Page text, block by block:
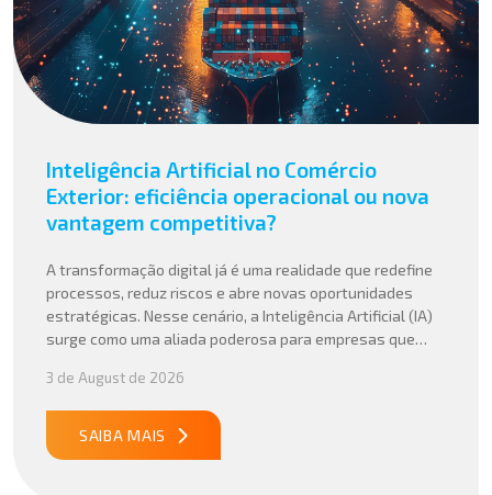
Inteligência Artificial no Comércio
Exterior: eficiência operacional ou nova
vantagem competitiva?
A transformação digital já é uma realidade que redefine
processos, reduz riscos e abre novas oportunidades
estratégicas. Nesse cenário, a Inteligência Artificial (IA)
surge como uma aliada poderosa para empresas que
suas operações internacionais. Mais do que automatizar
tarefas, a IA vem sendo aplicada para interpretar dados
complexos, […]
3 de August de 2026
SAIBA MAIS